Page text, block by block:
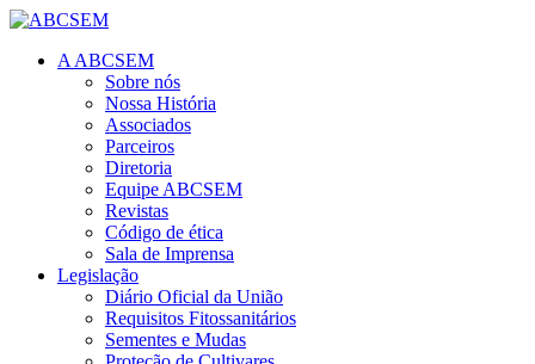
A ABCSEM
Sobre nós
Nossa História
Associados
Parceiros
Diretoria
Equipe ABCSEM
Revistas
Código de ética
Sala de Imprensa
Legislação
Diário Oficial da União
Requisitos Fitossanitários
Sementes e Mudas